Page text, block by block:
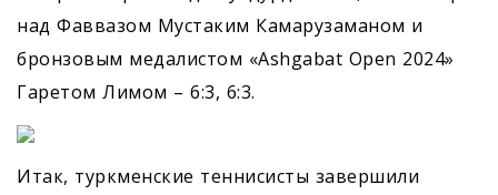
над Фаввазом Мустаким Камарузаманом и
бронзовым медалистом «Ashgabat Open 2024»
Гаретом Лимом – 6:3, 6:3.
Итак, туркменские теннисисты завершили